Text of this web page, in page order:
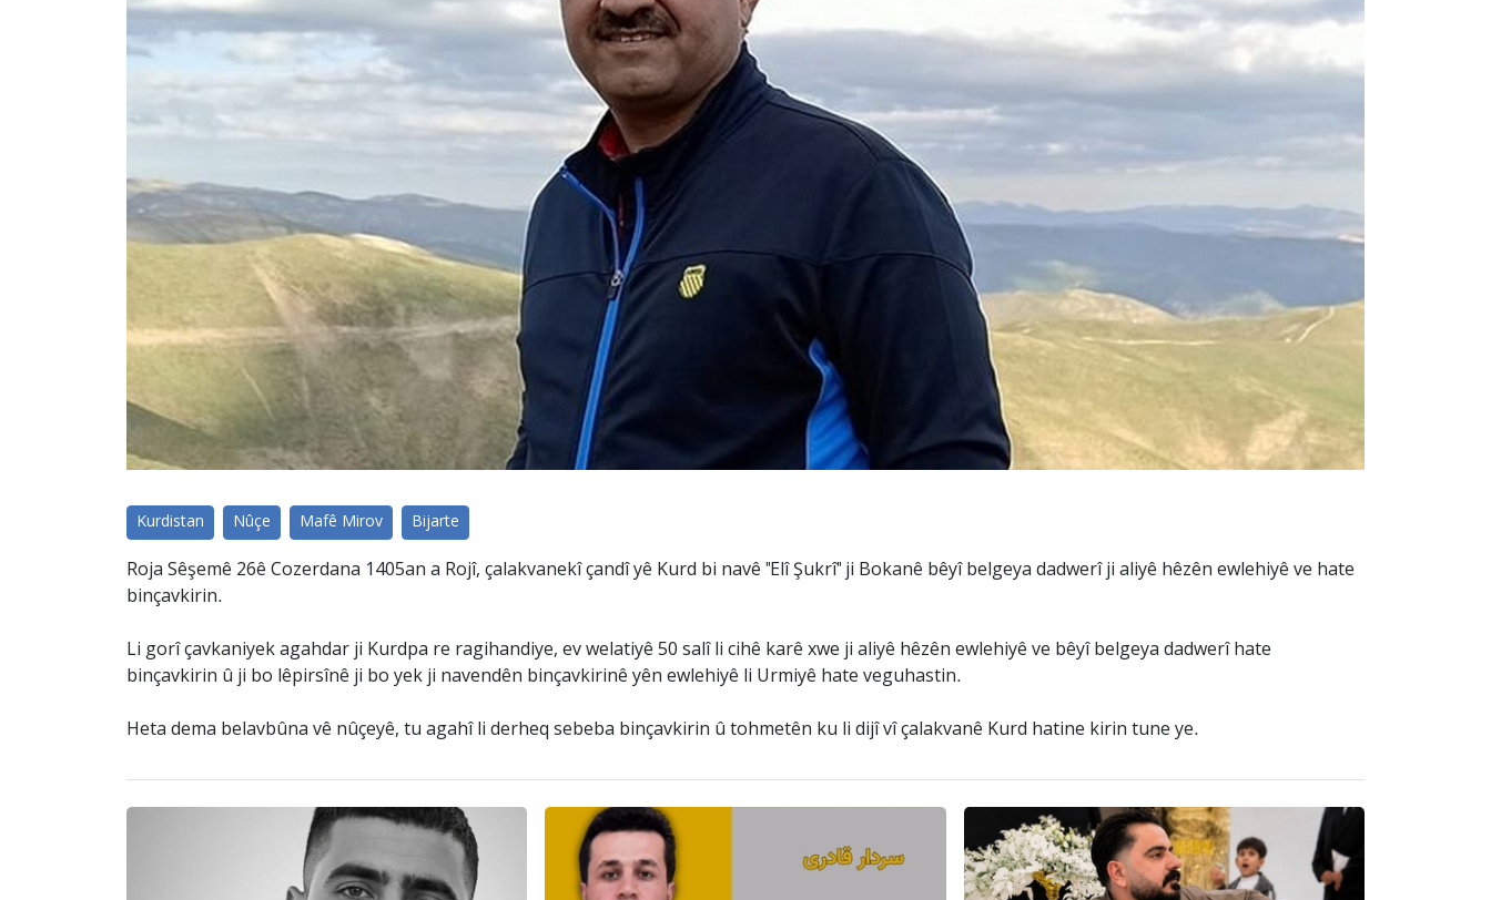
Kurdistan Nûçe Mafê Mirov Bijarte
Roja Sêşemê 26ê Cozerdana 1405an a Rojî, çalakvanekî çandî yê Kurd bi navê "Elî Şukrî" ji Bokanê bêyî belgeya dadwerî ji aliyê hêzên ewlehiyê ve hate
binçavkirin.
Li gorî çavkaniyek agahdar ji Kurdpa re ragihandiye, ev welatiyê 50 salî li cihê karê xwe ji aliyê hêzên ewlehiyê ve bêyî belgeya dadwerî hate
binçavkirin û ji bo lêpirsînê ji bo yek ji navendên binçavkirinê yên ewlehiyê li Urmiyê hate veguhastin.
Heta dema belavbûna vê nûçeyê, tu agahî li derheq sebeba binçavkirin û tohmetên ku li dijî vî çalakvanê Kurd hatine kirin tune ye.